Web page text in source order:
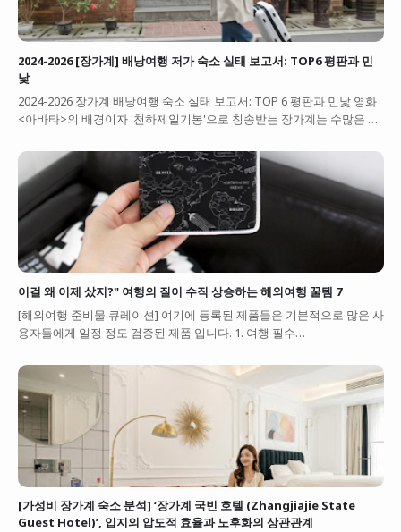
2024-2026 [장가계] 배낭여행 저가 숙소 실태 보고서: TOP6 평판과 민
낯
2024-2026 장가계 배낭여행 숙소 실태 보고서: TOP 6 평판과 민낯 영화
<아바타>의 배경이자 '천하제일기봉'으로 칭송받는 장가계는 수많은 …
이걸 왜 이제 샀지?" 여행의 질이 수직 상승하는 해외여행 꿀템 7
[해외여행 준비물 큐레이션] 여기에 등록된 제품들은 기본적으로 많은 사
용자들에게 일정 정도 검증된 제품 입니다. 1. 여행 필수…
[가성비 장가계 숙소 분석] ‘장가계 국빈 호텔 (Zhangjiajie State
Guest Hotel)’, 입지의 압도적 효율과 노후화의 상관관계